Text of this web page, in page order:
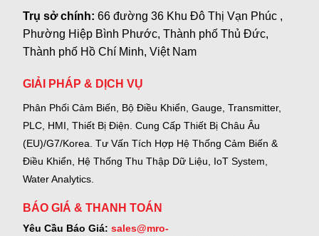
Trụ sở chính:66 đường 36 Khu Đô Thị Vạn Phúc ,
Phường Hiệp Bình Phước, Thành phố Thủ Đức,
Thành phố Hồ Chí Minh, Việt Nam
GIẢI PHÁP & DỊCH VỤ
Phân Phối Cảm Biến, Bộ Điều Khiển, Gauge, Transmitter,
PLC, HMI, Thiết Bị Điện. Cung Cấp Thiết Bị Châu Âu
(EU)/G7/Korea. Tư Vấn Tích Hợp Hệ Thống Cảm Biến &
Điều Khiển, Hệ Thống Thu Thập Dữ Liệu, IoT System,
Water Analytics.
BÁO GIÁ & THANH TOÁN
Yêu Cầu Báo Giá: sales@mro-